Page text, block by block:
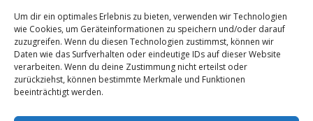
Um dir ein optimales Erlebnis zu bieten, verwenden wir Technologien
wie Cookies, um Geräteinformationen zu speichern und/oder darauf
zuzugreifen. Wenn du diesen Technologien zustimmst, können wir
Daten wie das Surfverhalten oder eindeutige IDs auf dieser Website
verarbeiten. Wenn du deine Zustimmung nicht erteilst oder
zurückziehst, können bestimmte Merkmale und Funktionen
beeinträchtigt werden.
Modenschau:
Zweimal im Jahr laden wir exklusiv unsere Kunden
und Kundinnen zu unserer Modenschau ein. In der
kreativen Atmosphäre unseres Ateliers lassen sich
hautnah unsere aktuellen Kreationen erleben.